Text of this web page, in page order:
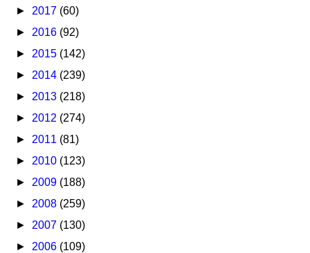
► 2017 (60)
► 2016 (92)
► 2015 (142)
► 2014 (239)
► 2013 (218)
► 2012 (274)
► 2011 (81)
► 2010 (123)
► 2009 (188)
► 2008 (259)
► 2007 (130)
► 2006 (109)